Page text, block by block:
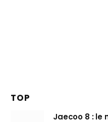
TOP
Jaecoo 8 : le